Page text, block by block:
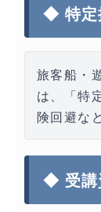
◆ 特定
旅客船・
は、
「特
険回避な
◆ 受講